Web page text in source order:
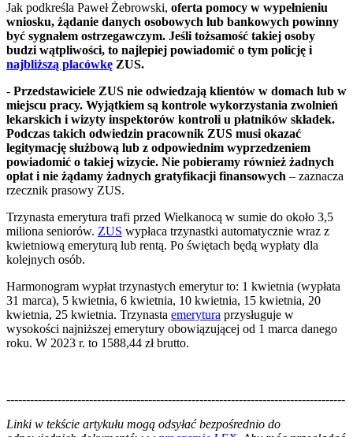
Jak podkreśla Paweł Żebrowski, oferta pomocy w wypełnieniu
wniosku, żądanie danych osobowych lub bankowych powinny
być sygnałem ostrzegawczym. Jeśli tożsamość takiej osoby
budzi wątpliwości, to najlepiej powiadomić o tym policję i
najbliższą placówkę ZUS.
- Przedstawiciele ZUS nie odwiedzają klientów w domach lub w
miejscu pracy. Wyjątkiem są kontrole wykorzystania zwolnień
lekarskich i wizyty inspektorów kontroli u płatników składek.
Podczas takich odwiedzin pracownik ZUS musi okazać
legitymację służbową lub z odpowiednim wyprzedzeniem
powiadomić o takiej wizycie. Nie pobieramy również żadnych
opłat i nie żądamy żadnych gratyfikacji finansowych – zaznacza
rzecznik prasowy ZUS.
Trzynasta emerytura trafi przed Wielkanocą w sumie do około 3,5
miliona seniorów. ZUS wypłaca trzynastki automatycznie wraz z
kwietniową emeryturą lub rentą. Po świętach będą wypłaty dla
kolejnych osób.
Harmonogram wypłat trzynastych emerytur to: 1 kwietnia (wypłata
31 marca), 5 kwietnia, 6 kwietnia, 10 kwietnia, 15 kwietnia, 20
kwietnia, 25 kwietnia. Trzynasta emerytura przysługuje w
wysokości najniższej emerytury obowiązującej od 1 marca danego
roku. W 2023 r. to 1588,44 zł brutto.
--------------------------------------------------------------------------------------
Linki w tekście artykułu mogą odsyłać bezpośrednio do